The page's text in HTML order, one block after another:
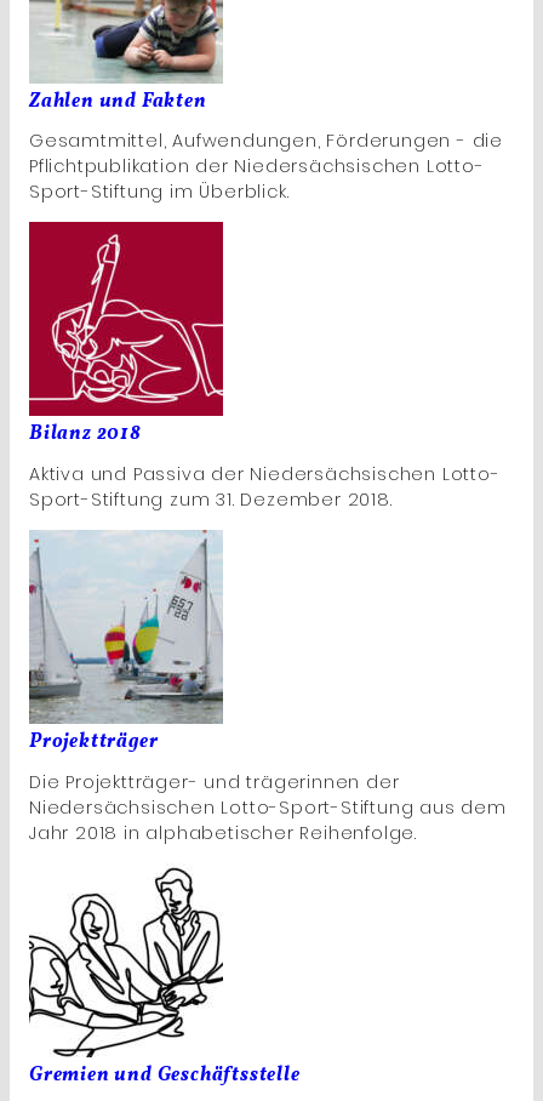
Zahlen und Fakten
Gesamtmittel, Aufwendungen, Förderungen - die
Pflichtpublikation der Niedersächsischen Lotto-
Sport-Stiftung im Überblick.
Bilanz 2018
Aktiva und Passiva der Niedersächsischen Lotto-
Sport-Stiftung zum 31. Dezember 2018.
Projektträger
Die Projektträger- und trägerinnen der
Niedersächsischen Lotto-Sport-Stiftung aus dem
Jahr 2018 in alphabetischer Reihenfolge.
Gremien und Geschäftsstelle